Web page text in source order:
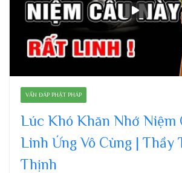
VẤN ĐÁP PHẬT PHÁP
Lúc Khó Khăn Nhớ Niệm
Linh Ứng Vô Cùng | Thầy
Thịnh